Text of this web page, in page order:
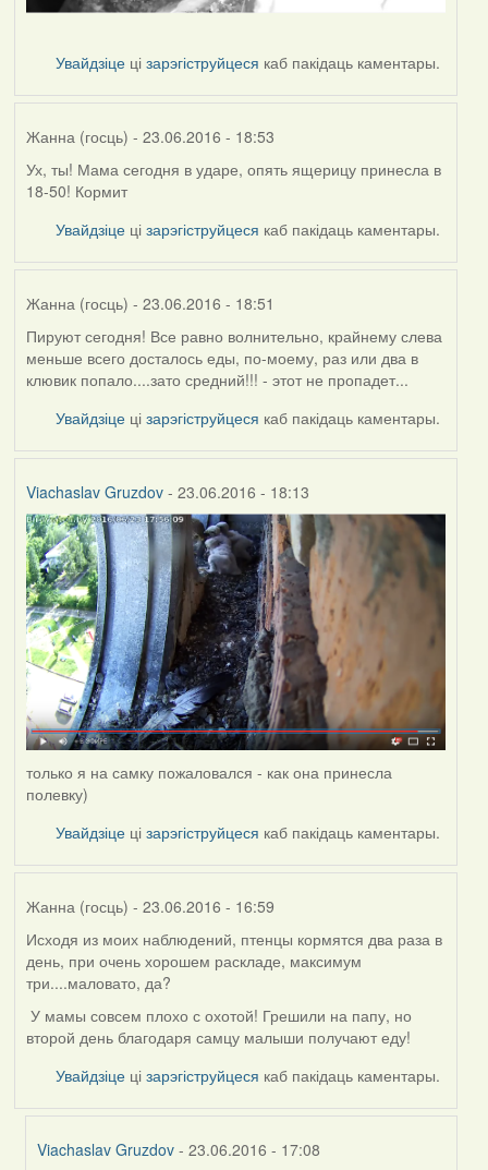
Увайдзіце цізарэгіструйцеся каб пакідаць каментары.
Жанна (госць) - 23.06.2016 - 18:53
Ух, ты! Мама сегодня в ударе, опять ящерицу принесла в
18-50! Кормит
Увайдзіце цізарэгіструйцеся каб пакідаць каментары.
Жанна (госць) - 23.06.2016 - 18:51
Пируют сегодня! Все равно волнительно, крайнему слева
меньше всего досталось еды, по-моему, раз или два в
клювик попало....зато средний!!! - этот не пропадет...
Увайдзіце цізарэгіструйцеся каб пакідаць каментары.
Viachaslav Gruzdov- 23.06.2016 - 18:13
только я на самку пожаловался - как она принесла
полевку)
Увайдзіце цізарэгіструйцеся каб пакідаць каментары.
Жанна (госць) - 23.06.2016 - 16:59
Исходя из моих наблюдений, птенцы кормятся два раза в
день, при очень хорошем раскладе, максимум
три....маловато, да?
У мамы совсем плохо с охотой! Грешили на папу, но
второй день благодаря самцу малыши получают еду!
Увайдзіце цізарэгіструйцеся каб пакідаць каментары.
Viachaslav Gruzdov - 23.06.2016 - 17:08